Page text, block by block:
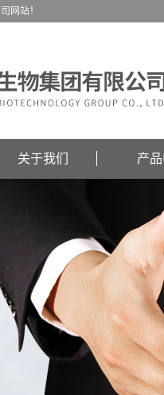
网站！
关于我们 产